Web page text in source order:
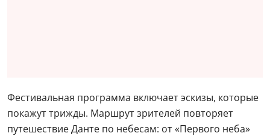
Фестивальная программа включает эскизы, которые
покажут трижды. Маршрут зрителей повторяет
путешествие Данте по небесам: от «Первого неба»